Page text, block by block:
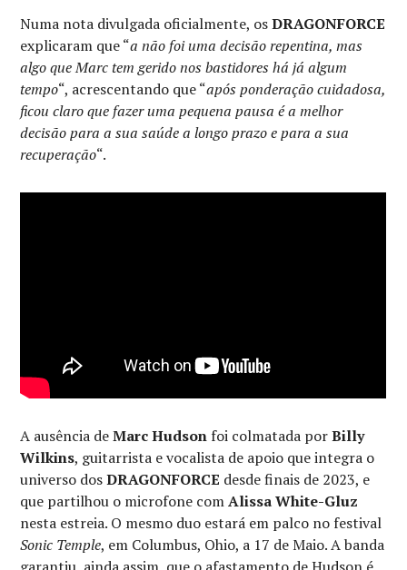
Numa nota divulgada oficialmente, osDRAGONFORCE
explicaram que “a não foi uma decisão repentina, mas
algo que Marc tem gerido nos bastidores há já algum
tempo“, acrescentando que “após ponderação cuidadosa,
ficou claro que fazer uma pequena pausa é a melhor
decisão para a sua saúde a longo prazo e para a sua
recuperação“.
A ausência deMarc Hudson foi colmatada porBilly
Wilkins, guitarrista e vocalista de apoio que integra o
universo dosDRAGONFORCE desde finais de 2023, e
que partilhou o microfone comAlissa White-Gluz
nesta estreia. O mesmo duo estará em palco no festival
Sonic Temple, em Columbus, Ohio, a 17 de Maio. A banda